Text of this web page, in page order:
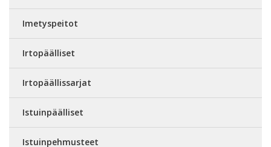
Imetyspeitot
Irtopäälliset
Irtopäällissarjat
Istuinpäälliset
Istuinpehmusteet